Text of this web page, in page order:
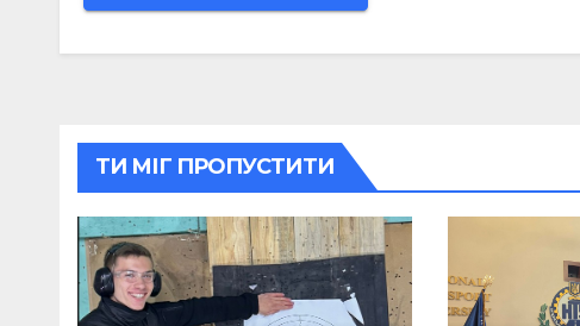
ТИ МІГ ПРОПУСТИТИ